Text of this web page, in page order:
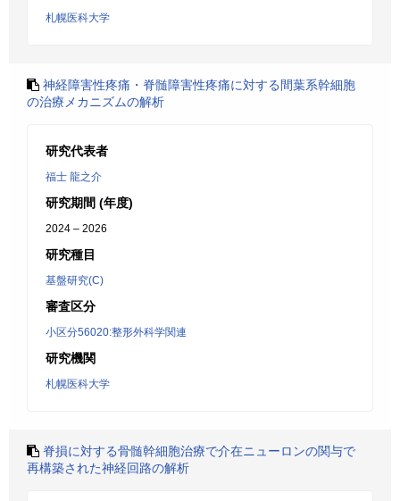
札幌医科大学
神経障害性疼痛・脊髄障害性疼痛に対する間葉系幹細胞
の治療メカニズムの解析
研究代表者
福士 龍之介
研究期間 (年度)
2024 – 2026
研究種目
基盤研究(C)
審査区分
小区分56020:整形外科学関連
研究機関
札幌医科大学
脊損に対する骨髄幹細胞治療で介在ニューロンの関与で
再構築された神経回路の解析